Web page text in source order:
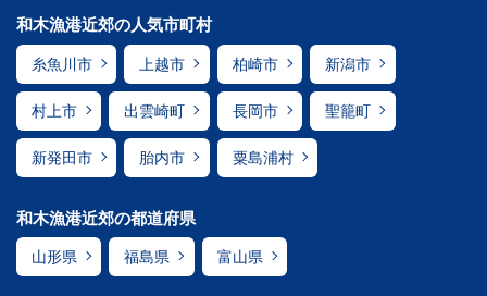
和木漁港近郊の人気市町村
糸魚川市 上越市 柏崎市 新潟市
村上市 出雲崎町 長岡市 聖籠町
新発田市 胎内市 粟島浦村
和木漁港近郊の都道府県
山形県 福島県 富山県